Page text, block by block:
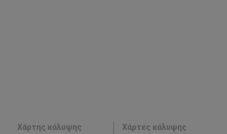
Χάρτης κάλυψης
Χάρτες κάλυψης